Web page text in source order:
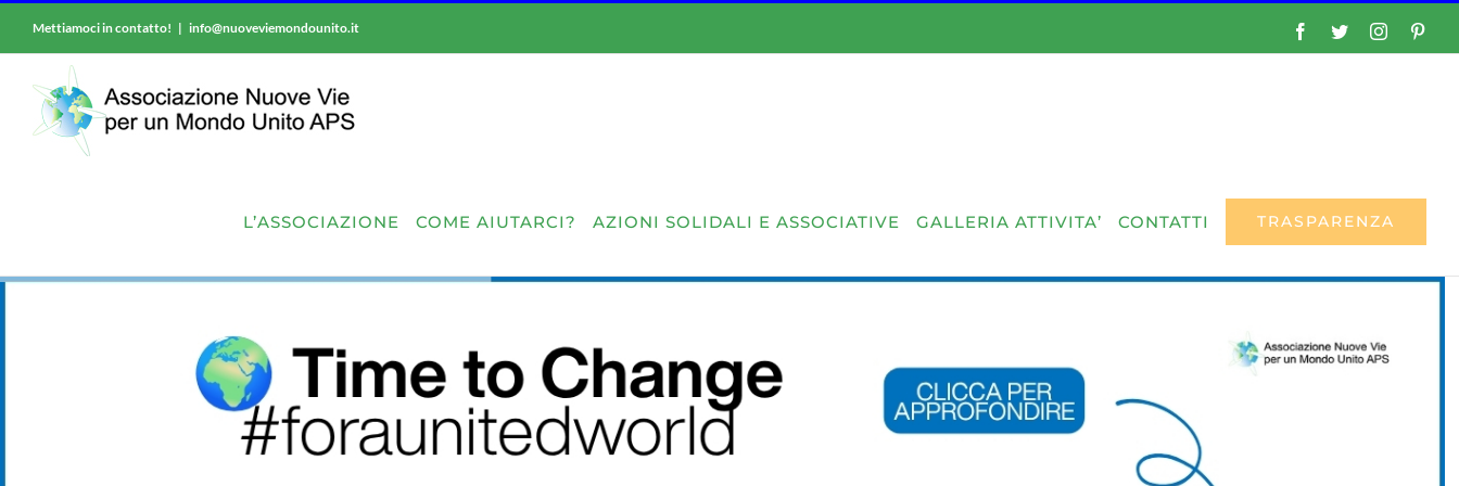
al
contenuto
Mettiamoci in contatto! | info@nuoveviemondounito.it Facebook
TwitterInstagram
L’ASSOCIAZIONE COME AIUTARCI? AZIONI SOLIDALI E ASSOCIATIVE GALLERIA ATTIVITA’ CONTATTI TRASPARENZA